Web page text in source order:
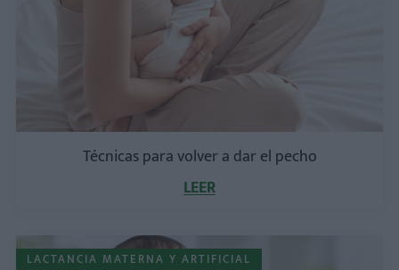
Técnicas para volver a dar el pecho
LEER
LACTANCIA MATERNA Y ARTIFICIAL